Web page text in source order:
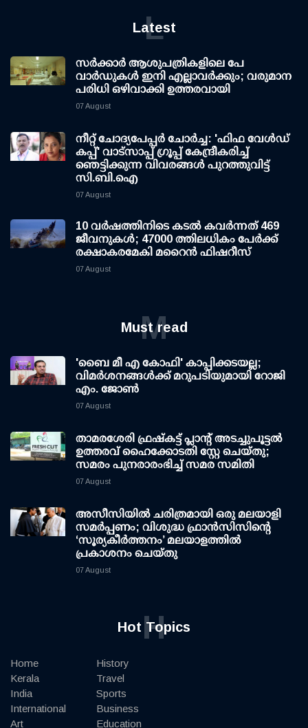
Latest
L
സര്‍ക്കാര്‍ ആശുപത്രികളിലെ പേ
വാര്‍ഡുകള്‍ ഇനി എല്ലാവര്‍ക്കും; വരുമാന
പരിധി ഒഴിവാക്കി ഉത്തരവായി
07 August
നീറ്റ് ചോദ്യപേപ്പര്‍ ചോര്‍ച്ച: 'ഫിഫ വേള്‍ഡ്
കപ്പ്' വാട്സാപ്പ് ഗ്രൂപ്പ് കേന്ദ്രീകരിച്ച്
ഞെട്ടിക്കുന്ന വിവരങ്ങള്‍ പുറത്തുവിട്ട്
സി.ബി.ഐ
07 August
10 വര്‍ഷത്തിനിടെ കടല്‍ കവര്‍ന്നത് 469
ജീവനുകള്‍; 47000 ത്തിലധികം പേര്‍ക്ക്
രക്ഷാകരമേകി മറൈന്‍ ഫിഷറീസ്
07 August
Must read
M
'ബൈ മീ എ കോഫി' കാപ്പിക്കടയല്ല;
വിമര്‍ശനങ്ങള്‍ക്ക് മറുപടിയുമായി റോജി
എം. ജോണ്‍
07 August
താമരശേരി ഫ്രഷ്കട്ട് പ്ലാന്റ് അടച്ചുപൂട്ടൽ
ഉത്തരവ് ഹൈക്കോടതി സ്റ്റേ ചെയ്തു;
സമരം പുനരാരംഭിച്ച് സമര സമിതി
07 August
അസീസിയിൽ ചരിത്രമായി ഒരു മലയാളി
സമർപ്പണം; വിശുദ്ധ ഫ്രാൻസിസിന്റെ
‘സൂര്യകീർത്തനം’ മലയാളത്തിൽ
പ്രകാശനം ചെയ്തു
07 August
Hot Topics
H
Home
Kerala
India
International
Art
History
Travel
Sports
Business
Education